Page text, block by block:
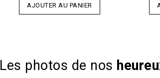
AJOUTER AU PANIER
Les photos de nos